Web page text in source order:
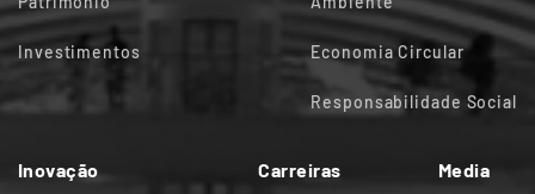
Investimentos Economia Circular
Responsabilidade Social
Inovação Carreiras Media